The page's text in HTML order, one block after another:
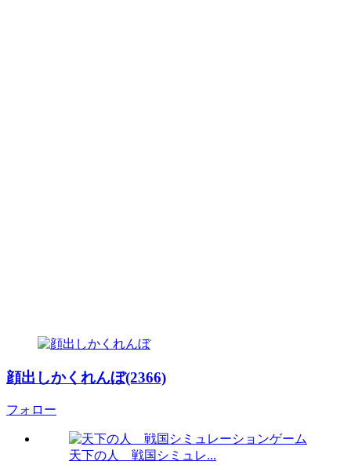
顔出しかくれんぼ(2366)
フォロー
天下の人 戦国シミュレ...